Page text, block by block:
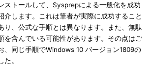
ストールして、Sysprepによる一般化を成功
介します。これは筆者が実際に成功すること
り、公式な手順とは異なります。また、無駄
を含んでいる可能性があります。その点はご
、同じ手順でWindows 10 バージョン1809の
。